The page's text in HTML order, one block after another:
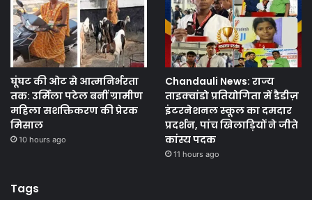
घूंघट की ओट से आत्मनिर्भरता
तक: उर्मिला पटेल बनीं ग्रामीण
महिला सशक्तिकरण की प्रेरक
मिसाल
10 hours ago
Chandauli News: राज्य
ताइक्वांडो प्रतियोगिता में डैडीज़
इंटरनेशनल स्कूल का दमदार
प्रदर्शन, पांच खिलाड़ियों ने जीते
कांस्य पदक
11 hours ago
Tags